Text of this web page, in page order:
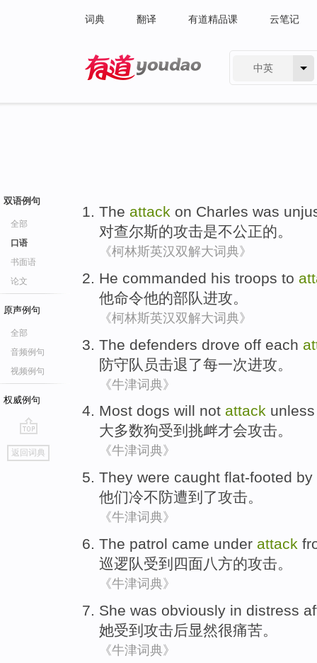
词典 翻译 有道精品课 云笔记
中英
双语例句
全部
口语
书面语
论文
原声例句
全部
音频例句
视频例句
权威例句
go
top
返回词典
The attack on Charles was
对查尔斯的攻击是不公正的。
《柯林斯英汉双解大词典》
He commanded his troops to
他命令他的部队进攻。
《柯林斯英汉双解大词典》
The defenders drove off each
防守队员击退了每一次进攻 。
《牛津词典》
Most dogs will not attack
大多数狗受到 挑衅才会攻击。
《牛津词典》
They were caught flat-footed by
他们冷不防遭到 了攻击。
《牛津词典》
The patrol came under attack
巡逻队受到 四面八方的攻击。
《牛津词典》
She was obviously in distress
她受到攻击后显然很痛苦。
《牛津词典》